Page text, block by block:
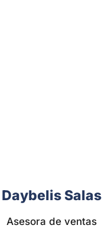
Daybelis Salas
Asesora de ventas